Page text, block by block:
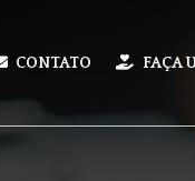
CONTATO FAÇA